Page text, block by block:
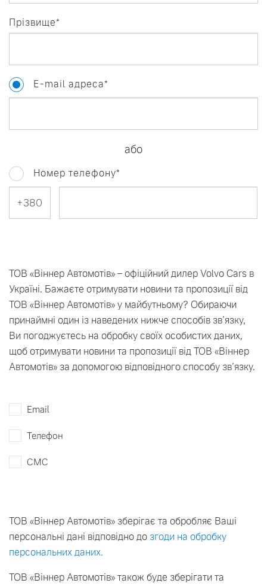
Прізвище*
E-mail адреса*
або
Номер телефону*
ТОВ «Віннер Автомотів» – офіційний дилер Volvo Cars в
Україні. Бажаєте отримувати новини та пропозиції від
ТОВ «Віннер Автомотів» у майбутньому? Обираючи
принаймні один із наведених нижче способів зв’язку,
Ви погоджуєтесь на обробку своїх особистих даних,
щоб отримувати новини та пропозиції від ТОВ «Віннер
Автомотів» за допомогою відповідного способу зв’язку.
Email
Телефон
СМС
ТОВ «Віннер Автомотів» зберігає та обробляє Ваші
персональні дані відповідно до згоди на обробку
персональних даних.
ТОВ «Віннер Автомотів» також буде зберігати та